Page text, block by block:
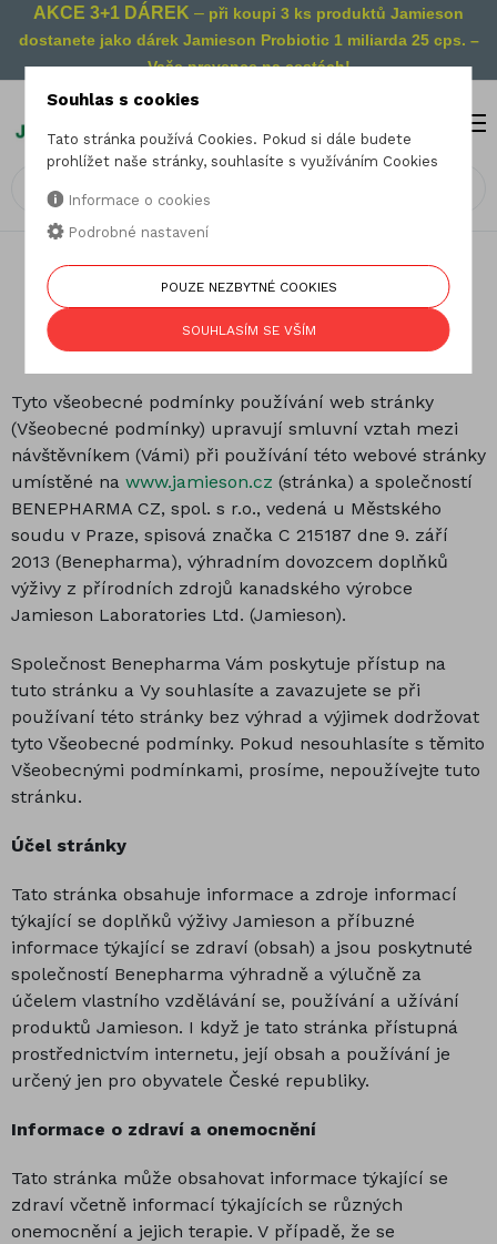
AKCE 3+1 DÁREK – při koupi 3 ks produktů Jamieson
dostanete jako dárek Jamieson Probiotic 1 miliarda 25 cps. –
Vaše prevence na cestách!
0
Všeobecné podmínky
Verze z: 19. 2. 2014
Tyto všeobecné podmínky používání web stránky
(Všeobecné podmínky) upravují smluvní vztah mezi
návštěvníkem (Vámi) při používání této webové stránky
umístěné na www.jamieson.cz (stránka) a společností
BENEPHARMA CZ, spol. s r.o., vedená u Městského
soudu v Praze, spisová značka C 215187 dne 9. září
2013 (Benepharma), výhradním dovozcem doplňků
výživy z přírodních zdrojů kanadského výrobce
Jamieson Laboratories Ltd. (Jamieson).
Společnost Benepharma Vám poskytuje přístup na
tuto stránku a Vy souhlasíte a zavazujete se při
používaní této stránky bez výhrad a výjimek dodržovat
tyto Všeobecné podmínky. Pokud nesouhlasíte s těmito
Všeobecnými podmínkami, prosíme, nepoužívejte tuto
stránku.
Účel stránky
Tato stránka obsahuje informace a zdroje informací
týkající se doplňků výživy Jamieson a příbuzné
informace týkající se zdraví (obsah) a jsou poskytnuté
společností Benepharma výhradně a výlučně za
účelem vlastního vzdělávání se, používání a užívání
produktů Jamieson. I když je tato stránka přístupná
prostřednictvím internetu, její obsah a používání je
určený jen pro obyvatele České republiky.
Informace o zdraví a onemocnění
Tato stránka může obsahovat informace týkající se
zdraví včetně informací týkajících se různých
onemocnění a jejich terapie. V případě, že se
Souhlas s cookies
Tato stránka používá Cookies. Pokud si dále budete
prohlížet naše stránky, souhlasíte s využíváním Cookies
Informace o cookies
Podrobné nastavení
POUZE NEZBYTNÉ COOKIES
SOUHLASÍM SE VŠÍM